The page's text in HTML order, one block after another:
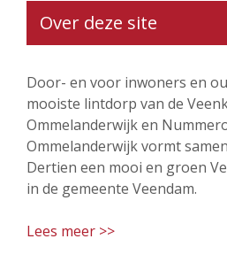
Over deze site
Door- en voor inwoners en
mooiste lintdorp van de
Ommelanderwijk en
Ommelanderwijk vormt
Dertien een mooi en groen
in de gemeente Veendam.
Lees meer >>